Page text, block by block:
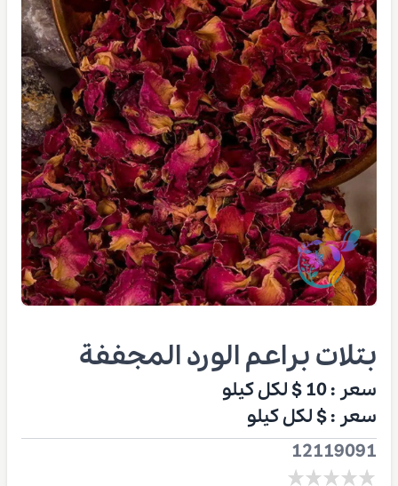
بتلات براعم الورد المجففة
سعر :
لكل كيلو
سعر :$لكل كيلو
12119091